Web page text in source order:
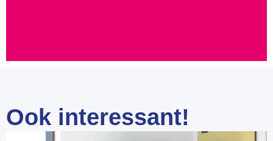
Ook interessant!